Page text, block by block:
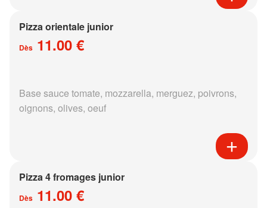
Pizza orientale junior
Dès 11.00 €
Base sauce tomate, mozzarella, merguez, poivrons,
oignons, olives, oeuf
Pizza 4 fromages junior
Dès 11.00 €